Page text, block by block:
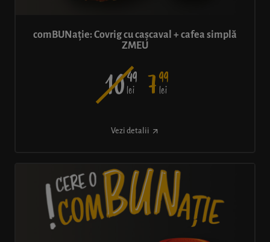
comBUNație: Covrig cu cașcaval + cafea simplă
ZMEU
1049
lei 799
lei
Vezi detalii